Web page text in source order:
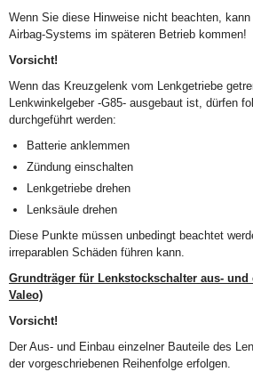
Wenn Sie diese Hinweise nicht beachten,
Airbag-Systems im späteren Betrieb kommen!
Vorsicht!
Wenn das Kreuzgelenk vom Lenkgetriebe
Lenkwinkelgeber -G85- ausgebaut ist, dürfen
durchgeführt werden:
Batterie anklemmen
Zündung einschalten
Lenkgetriebe drehen
Lenksäule drehen
Diese Punkte müssen unbedingt beachtet
irreparablen Schäden führen kann.
Grundträger für Lenkstockschalter aus- und
Valeo)
Vorsicht!
Der Aus- und Einbau einzelner Bauteile des
der vorgeschriebenen Reihenfolge erfolgen.